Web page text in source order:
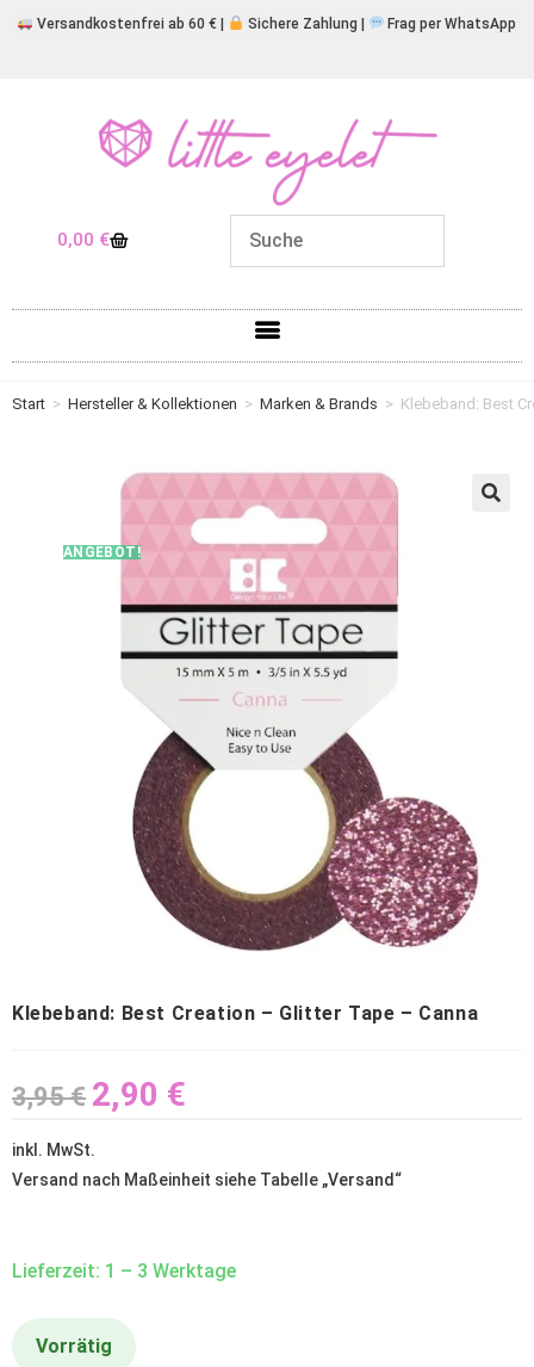
Versandkostenfrei ab 60 € | Sichere Zahlung | Frag per WhatsApp
0,00 €
Start > Hersteller & Kollektionen > Marken & Brands > Klebeband: Best
ANGEBOT!
Klebeband: Best Creation – Glitter Tape – Canna
3,95€ 2,90 €
inkl. MwSt.
Versand nach Maßeinheit siehe Tabelle „Versand“
Lieferzeit: 1 – 3 Werktage
Vorrätig